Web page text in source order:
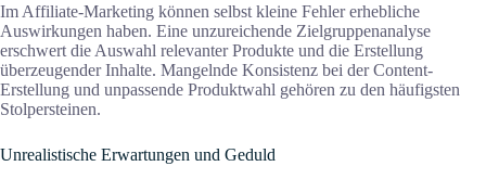
Im Affiliate-Marketing können selbst kleine Fehler erhebliche
Auswirkungen haben. Eine unzureichende Zielgruppenanalyse
erschwert die Auswahl relevanter Produkte und die Erstellung
überzeugender Inhalte. Mangelnde Konsistenz bei der Content-
Erstellung und unpassende Produktwahl gehören zu den häufigsten
Stolpersteinen.
Unrealistische Erwartungen und Geduld